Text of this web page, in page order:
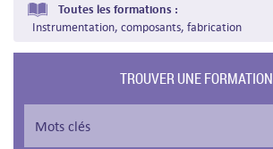
Toutes les formations :
Instrumentation, composants, fabrication
TROUVER UNE FORMATION